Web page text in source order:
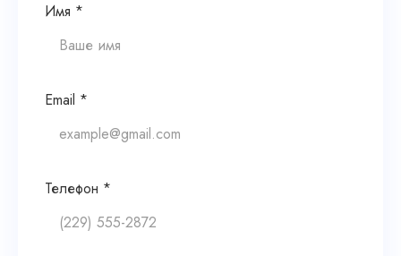
Имя *
Email *
Телефон *